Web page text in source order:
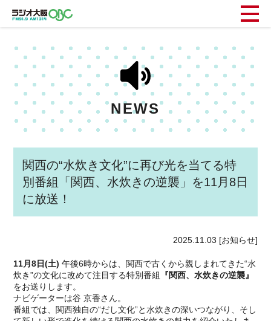
NEWS
関西の“水炊き文化”に再び光を当てる特
別番組「関西、水炊きの逆襲」を11月8日
に放送！
2025.11.03 [お知らせ]
11月8日(土) 午後6時からは、関西で古くから親しまれてきた“水
炊き”の文化に改めて注目する特別番組
『関西、水炊きの逆襲』
をお送りします。
ナビゲーターは谷 京香さん。
番組では、関西独自の“だし文化”と水炊きの深いつながり、そし